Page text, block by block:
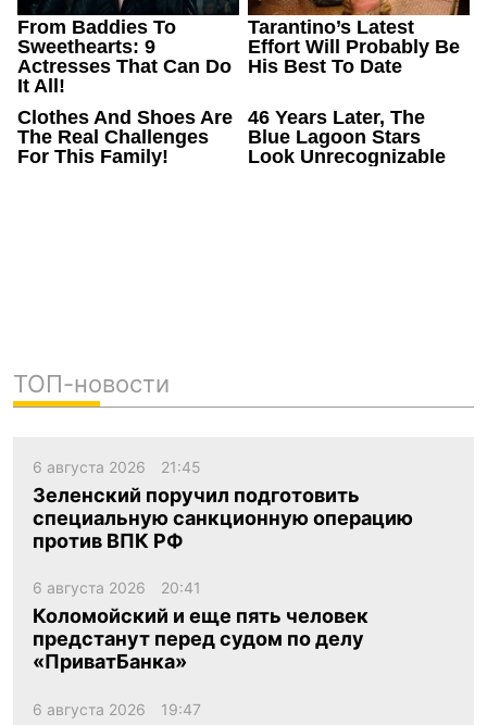
ТОП-новости
6 августа 2026 21:45
Зеленский поручил подготовить
специальную санкционную операцию
против ВПК РФ
6 августа 2026 20:41
Коломойский и еще пять человек
предстанут перед судом по делу
«ПриватБанка»
6 августа 2026 19:47